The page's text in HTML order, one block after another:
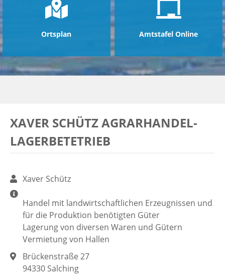
Ortsplan Amtstafel Online
XAVER SCHÜTZ AGRARHANDEL-
LAGERBETETRIEB
Xaver Schütz
Handel mit landwirtschaftlichen Erzeugnissen und
für die Produktion benötigten Güter
Lagerung von diversen Waren und Gütern
Vermietung von Hallen
Brückenstraße 27
94330 Salching